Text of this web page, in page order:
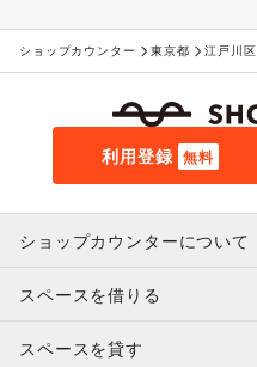
ショップカウンター 東京都 江戸川区
利用登録 無料
ショップカウンターについて
利用規約・ガイドライン
特定商取引法に基づく表示
スペースを借りる
スペースを借りたい人へ
スペースを貸す